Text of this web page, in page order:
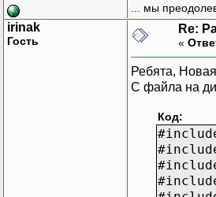
for
}
... мы
irinak
Гость
Re:
«
Ребята,
С файла на
Код: